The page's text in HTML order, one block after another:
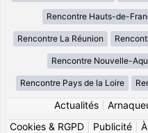
Rencontre Hauts-de-
Rencontre La Réunion
Rencontre Nouvelle-
Rencontre Pays de la Loire
Actualités|
Cookies & RGPD
Publicité